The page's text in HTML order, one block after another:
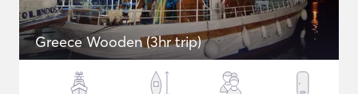
Greece Wooden (3hr trip)